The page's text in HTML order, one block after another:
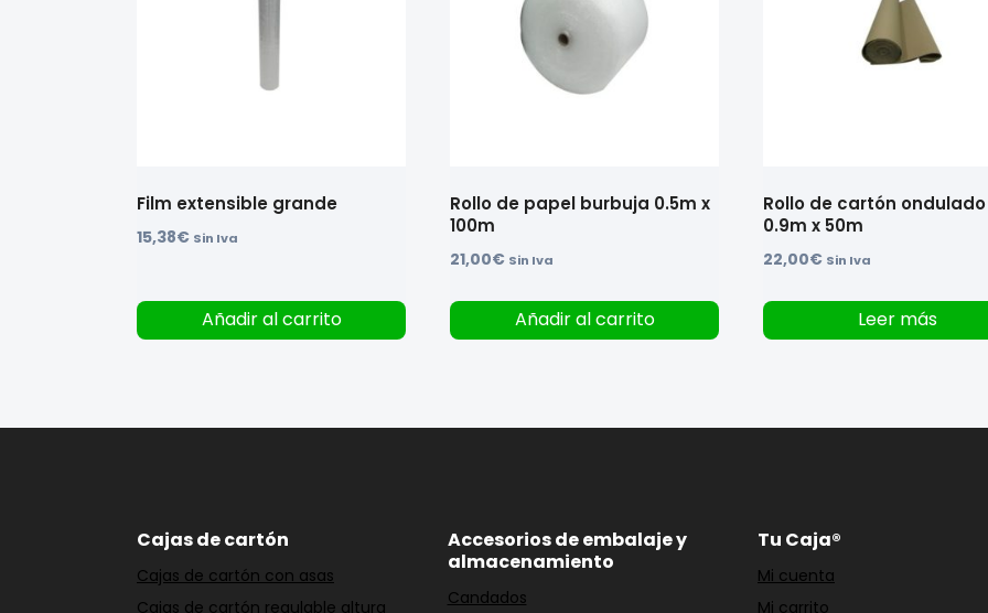
Film extensible grande
15,38€ Sin Iva
Añadir al carrito
Rollo de papel burbuja 0.5m x
100m
21,00€ Sin Iva
Añadir al carrito
Rollo de cartón ondulado
0.9m x 50m
22,00€ Sin Iva
Leer más
Cajas de cartón
Cajas de cartón con asas
Cajas de cartón regulable altura
Accesorios de embalaje y
almacenamiento
Candados
Tu Caja®
Mi cuenta
Mi carrito